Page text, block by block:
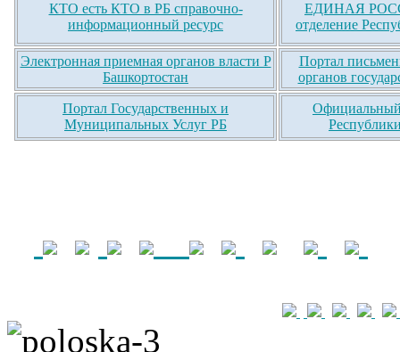
КТО есть КТО в РБ справочно-
информационный ресурс
ЕДИНАЯ
отделение
Электронная приемная органов власти Р
Башкортостан
Портал
органов
Портал Государственных и
Муниципальных Услуг РБ
Официальный